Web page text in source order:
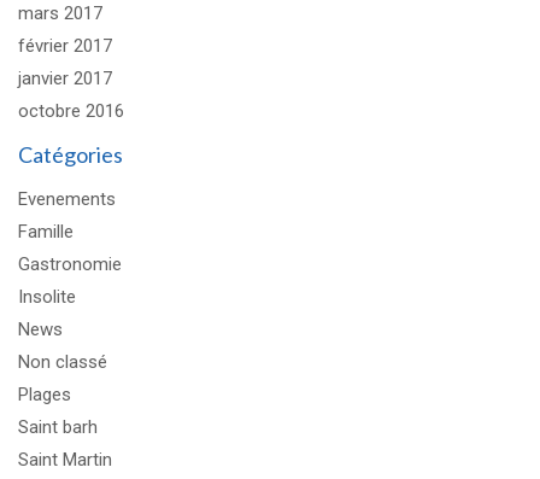
mars 2017
février 2017
janvier 2017
octobre 2016
Catégories
Evenements
Famille
Gastronomie
Insolite
News
Non classé
Plages
Saint barh
Saint Martin